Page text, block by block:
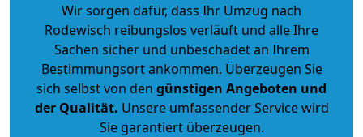
Wir sorgen dafür, dass Ihr Umzug nach
Rodewisch reibungslos verläuft und alle Ihre
Sachen sicher und unbeschadet an Ihrem
Bestimmungsort ankommen. Überzeugen Sie
sich selbst von den günstigen Angeboten und
der Qualität. Unsere umfassender Service wird
Sie garantiert überzeugen.